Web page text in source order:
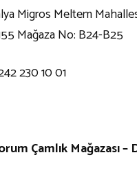
Migros Meltem
Mağaza No: B24-B25
230 10 01
Çamlık Mağazası –